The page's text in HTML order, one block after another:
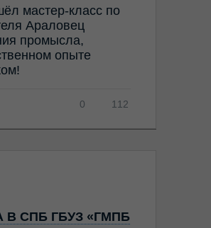
мастер-класс по
Араловец
промысла,
опыте
112
0
СПБ ГБУЗ «ГМПБ